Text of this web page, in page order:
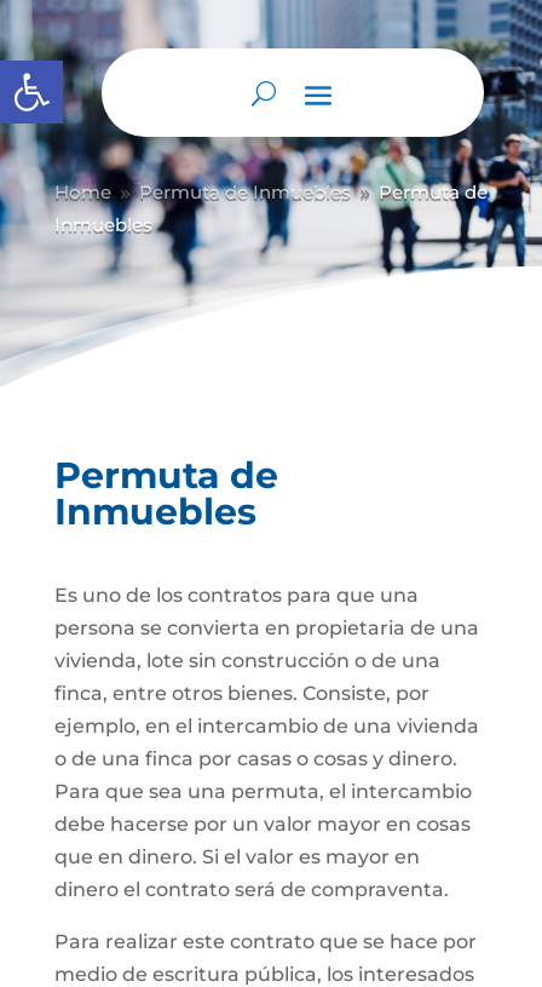
Abrir barra de herramientas
Home 9 Permuta de Inmuebles 9 Permuta de
Inmuebles
Permuta de
Inmuebles
Es uno de los contratos para que una
persona se convierta en propietaria de una
vivienda, lote sin construcción o de una
finca, entre otros bienes. Consiste, por
ejemplo, en el intercambio de una vivienda
o de una finca por casas o cosas y dinero.
Para que sea una permuta, el intercambio
debe hacerse por un valor mayor en cosas
que en dinero. Si el valor es mayor en
dinero el contrato será de compraventa.
Para realizar este contrato que se hace por
medio de escritura pública, los interesados